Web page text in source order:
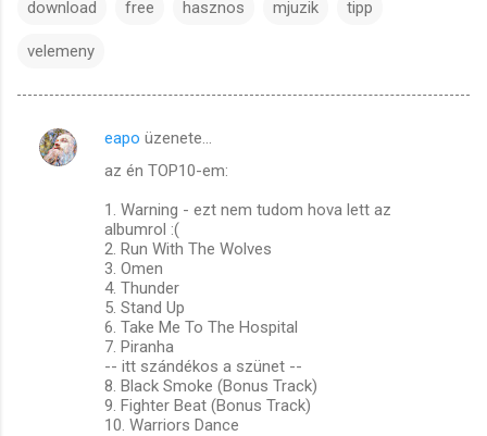
download free hasznos mjuzik tipp
velemeny
M
eapo üzenete…
az én TOP10-em:
1. Warning - ezt nem tudom hova lett az
albumrol :(
2. Run With The Wolves
3. Omen
4. Thunder
5. Stand Up
6. Take Me To The Hospital
7. Piranha
-- itt szándékos a szünet --
8. Black Smoke (Bonus Track)
9. Fighter Beat (Bonus Track)
10. Warriors Dance